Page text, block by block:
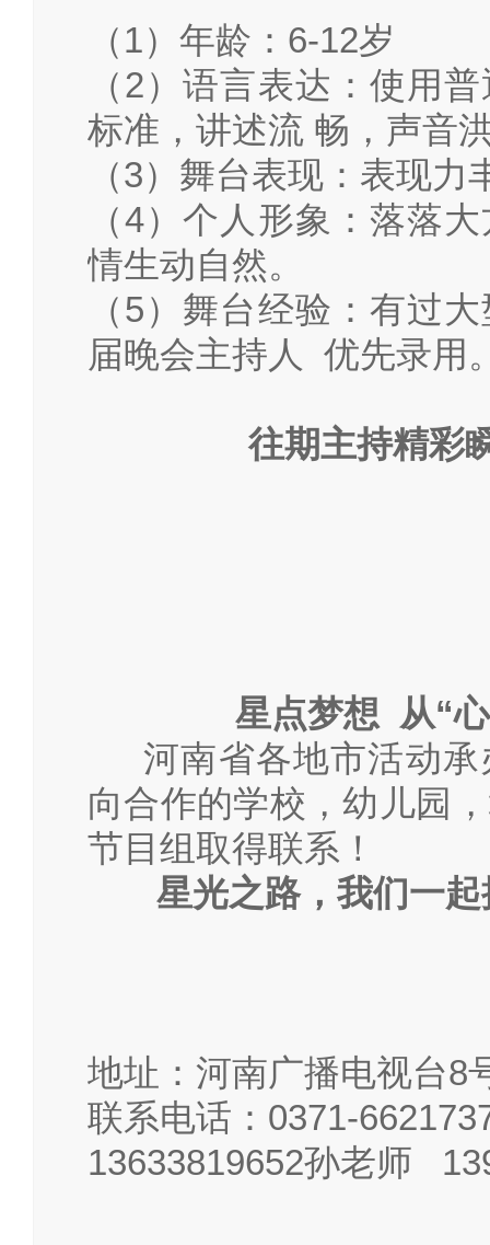
（1）年龄：6-12岁
（2）语言表达：使用
标准，讲述流 畅，声音
（3）舞台表现：表现力
（4）个人形象：落落
情生动自然。
（5）舞台经验：有过
届晚会主持人 优先录用
往期主持精彩
星点梦想 从“心
河南省各地市活动承
向合作的学校，幼儿园
节目组取得联系！
星光之路，我们一
地址：河南广播电视台8
联系电话： 0371-
13633819652孙老师